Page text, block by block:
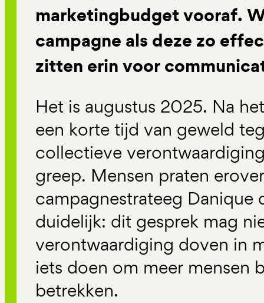
marketingbudget vooraf.
campagne als deze zo
zitten erin voor
Het is augustus 2025. Na
een korte tijd van geweld
collectieve
greep. Mensen praten
campagnestrateeg Danique
duidelijk: dit gesprek mag
verontwaardiging doven in
iets doen om meer mensen
betrekken.